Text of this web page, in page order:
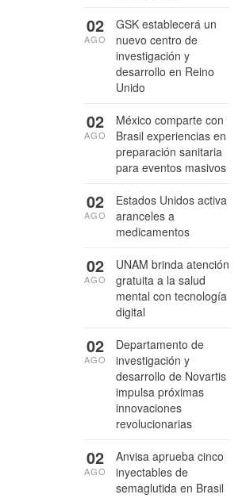
GSK establecerá un
nuevo centro de
investigación y
desarrollo en Reino
Unido
02
AGO
México comparte con
Brasil experiencias en
preparación sanitaria
para eventos masivos
02
AGO
Estados Unidos activa
aranceles a
medicamentos
02
AGO
UNAM brinda atención
gratuita a la salud
mental con tecnología
digital
02
AGO
Departamento de
investigación y
desarrollo de Novartis
impulsa próximas
innovaciones
revolucionarias
02
AGO
Anvisa aprueba cinco
inyectables de
semaglutida en Brasil
02
AGO